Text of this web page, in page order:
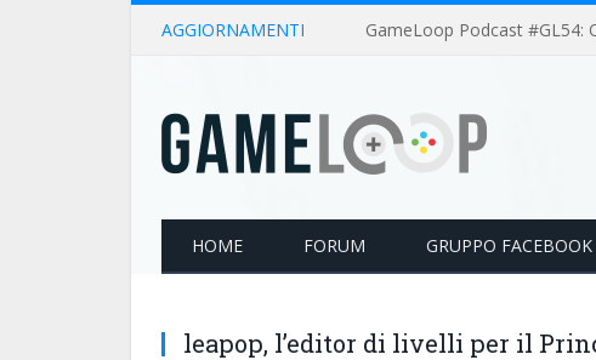
AGGIORNAMENTI
HOME FORUM GRUPPO FACEBOOK
leapop, l’editor di livelli per il